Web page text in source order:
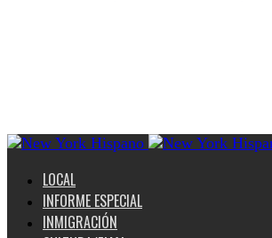
LOCAL
INFORME ESPECIAL
INMIGRACIÓN